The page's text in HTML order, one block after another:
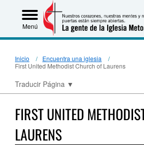
Menú
Inicio
Encuentra una iglesia
First United Methodist Church of Laurens
Traducir Página ▼
FIRST UNITED
LAURENS